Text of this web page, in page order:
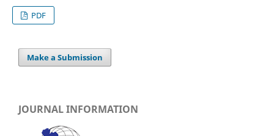
PDF
Make a Submission
JOURNAL INFORMATION